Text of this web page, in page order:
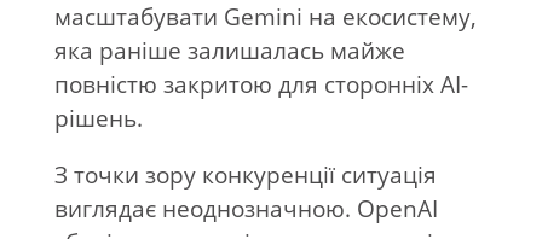
масштабувати Gemini на екосистему,
яка раніше залишалась майже
повністю закритою для сторонніх AI-
рішень.
З точки зору конкуренції ситуація
виглядає неоднозначною. OpenAI